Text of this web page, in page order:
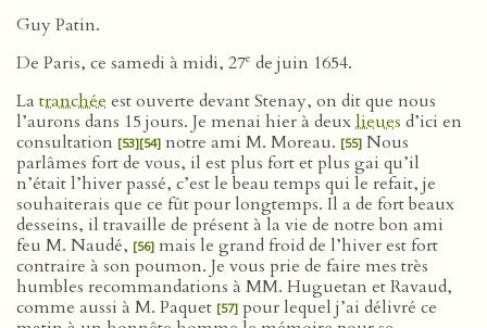
Guy Patin.
De Paris, ce samedi à midi, 27e de juin 1654.
La tranchée est ouverte devant Stenay, on dit que nous
l’aurons dans 15 jours. Je menai hier à deuxlieues d’ici en
consultation [53][54] notre ami M. Moreau. [55] Nous
parlâmes fort de vous, il est plus fort et plus gai qu’il
n’était l’hiver passé, c’est le beau temps qui le refait, je
souhaiterais que ce fût pour longtemps. Il a de fort beaux
desseins, il travaille de présent à la vie de notre bon ami
feu M. Naudé, [56] mais le grand froid de l’hiver est fort
contraire à son poumon. Je vous prie de faire mes très
humbles recommandations à MM. Huguetan et Ravaud,
comme aussi à M. Paquet [57] pour lequel j’ai délivré ce